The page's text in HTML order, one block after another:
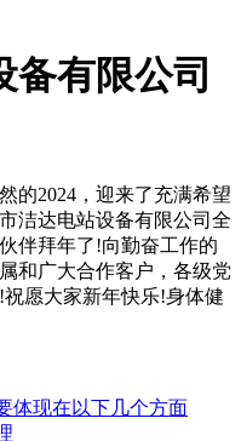
备有限公司
的2024，迎来了充满希望
洁达电站设备有限公司全
伴拜年了!向勤奋工作的
和广大合作客户，各级党
愿大家新年快乐!身体健
体现在以下几个方面